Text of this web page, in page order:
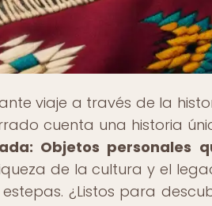
viaje a través de la
cuenta una historia
Objetos personales
de la cultura y el
¿Listos para